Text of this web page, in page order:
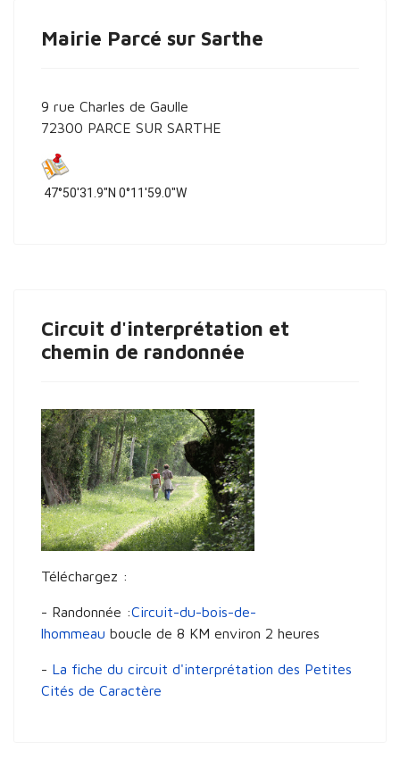
Mairie Parcé sur Sarthe
9 rue Charles de Gaulle
72300 PARCE SUR SARTHE
47°50'31.9"N 0°11'59.0"W
Circuit d'interprétation et
chemin de randonnée
Téléchargez :
- Randonnée :Circuit-du-bois-de-
lhommeau boucle de 8 KM environ 2 heures
- La fiche du circuit d'interprétation des Petites
Cités de Caractère